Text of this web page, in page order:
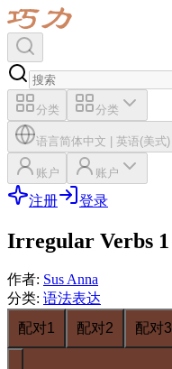
分类 分类
语言简体中文 | 英语(美式)
账户 账户
注册 登录
Irregular Verbs 1
作者: Sus Anna
分类: 语法表达
配对1
配对2 配对3